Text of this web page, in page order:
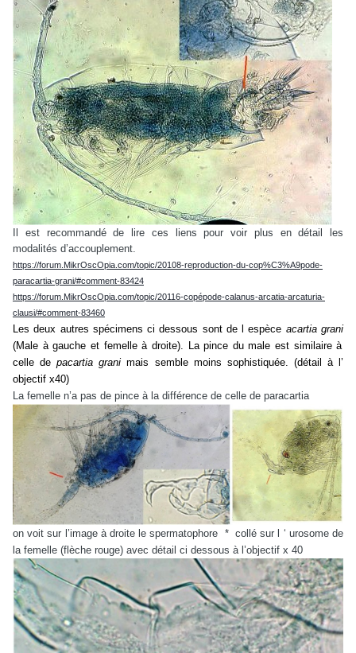
Il est recommandé de lire ces liens pour voir plus en détail les
modalités d’accouplement.
https://forum.MikrOscOpia.com/topic/20108-reproduction-du-cop%C3%A9pode-
paracartia-grani/#comment-83424
https://forum.MikrOscOpia.com/topic/20116-copépode-calanus-arcatia-arcaturia-
clausi/#comment-83460
Les deux autres spécimens ci dessous sont de l espèce acartia grani
(Male à gauche et femelle à droite). La pince du male est similaire à
celle depacartia grani mais semble moins sophistiquée. (détail à l’
objectif x40)
La femelle n’a pas de pince à la différence de celle de paracartia
on voit sur l’image à droite le spermatophore * collé sur l ‘ urosome de
la femelle (flèche rouge) avec détail ci dessous à l’objectif x 40